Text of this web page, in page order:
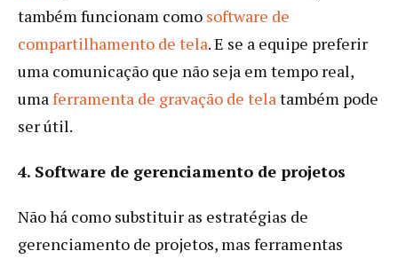
também funcionam como software de
compartilhamento de tela. E se a equipe preferir
uma comunicação que não seja em tempo real,
umaferramenta de gravação de telatambém pode
ser útil.
4. Software de gerenciamento de projetos
Não há como substituir as estratégias de
gerenciamento de projetos, mas ferramentas